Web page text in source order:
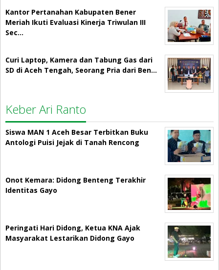
Kantor Pertanahan Kabupaten Bener
Meriah Ikuti Evaluasi Kinerja Triwulan III
Sec…
Curi Laptop, Kamera dan Tabung Gas dari
SD di Aceh Tengah, Seorang Pria dari Ben…
Keber Ari Ranto
Siswa MAN 1 Aceh Besar Terbitkan Buku
Antologi Puisi Jejak di Tanah Rencong
Onot Kemara: Didong Benteng Terakhir
Identitas Gayo
Peringati Hari Didong, Ketua KNA Ajak
Masyarakat Lestarikan Didong Gayo